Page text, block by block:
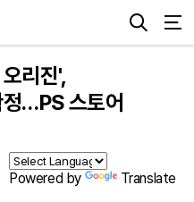
리진',
…PS 스토어
Powered by Translate